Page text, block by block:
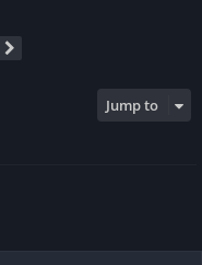
Jump to